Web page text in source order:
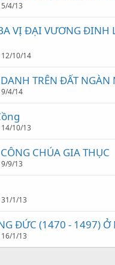
5/4/13
VỊ ĐẠI VƯƠNG ĐINH
12/10/14
TRÊN ĐẤT NGÀN
9/4/14
14/10/13
CHÚA GIA THỤC
9/9/13
31/1/13
ĐỨC (1470 - 1497)
16/1/13